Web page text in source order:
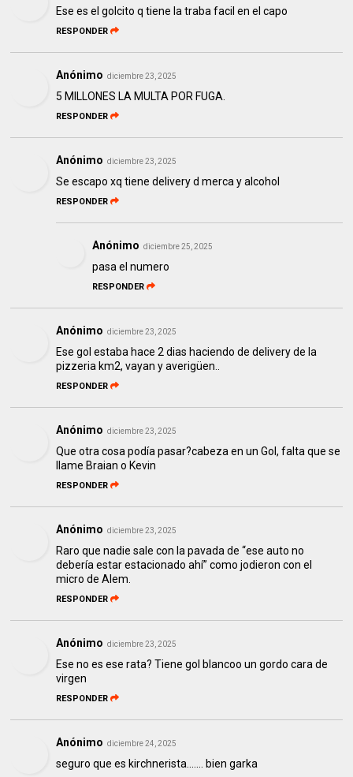
Ese es el golcito q tiene la traba facil en el capo
RESPONDER
Anónimo diciembre 23, 2025
5 MILLONES LA MULTA POR FUGA.
RESPONDER
Anónimo diciembre 23, 2025
Se escapo xq tiene delivery d merca y alcohol
RESPONDER
Anónimo diciembre 25, 2025
pasa el numero
RESPONDER
Anónimo diciembre 23, 2025
Ese gol estaba hace 2 dias haciendo de delivery de la
pizzeria km2, vayan y averigüen..
RESPONDER
Anónimo diciembre 23, 2025
Que otra cosa podía pasar?cabeza en un Gol, falta que se
llame Braian o Kevin
RESPONDER
Anónimo diciembre 23, 2025
Raro que nadie sale con la pavada de “ese auto no
debería estar estacionado ahí” como jodieron con el
micro de Alem.
RESPONDER
Anónimo diciembre 23, 2025
Ese no es ese rata? Tiene gol blancoo un gordo cara de
virgen
RESPONDER
Anónimo diciembre 24, 2025
seguro que es kirchnerista....... bien garka